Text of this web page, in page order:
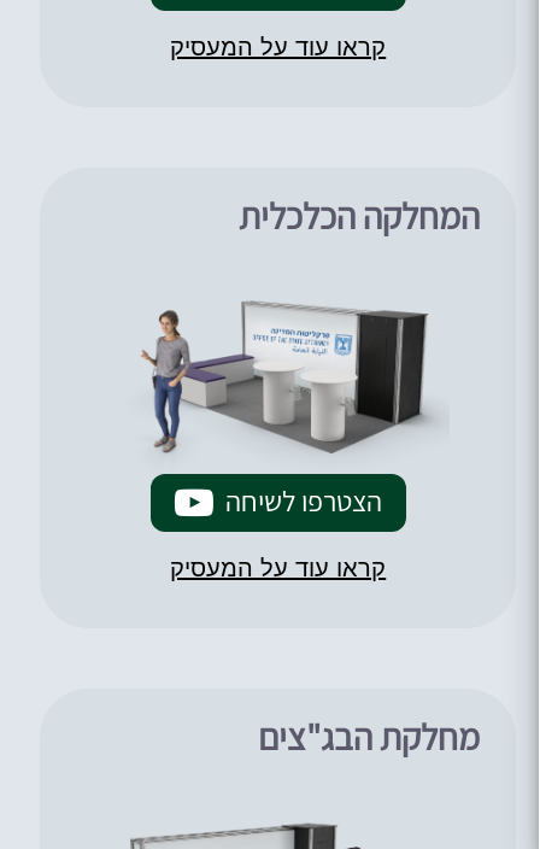
קראו עוד על המעסיק
המחלקה הכלכלית
הצטרפו לשיחה
קראו עוד על המעסיק
מחלקת הבג"צים